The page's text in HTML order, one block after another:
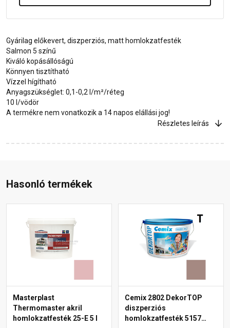
Gyárilag előkevert, diszperziós, matt homlokzatfesték
Salmon 5 színű
Kiváló kopásállóságú
Könnyen tisztítható
Vízzel hígítható
Anyagszükséglet: 0,1-0,2 l/m²/réteg
10 l/vödör
A termékre nem vonatkozik a 14 napos elállási jog!
Részletes leírás
Hasonló termékek
Masterplast
Thermomaster akril
homlokzatfesték 25-E 5 l
Cemix 2802 DekorTOP
diszperziós
homlokzatfesték 5157